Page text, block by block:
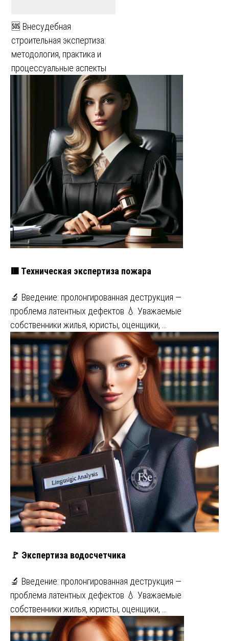
🆘 Внесудебная
строительная экспертиза:
методология, практика и
процессуальные аспекты
🟥 Техническая экспертиза пожара
🔬 Введение: пролонгированная деструкция —
проблема латентных дефектов 💧 Уважаемые
собственники жилья, юристы, оценщики, …
🚩 Экспертиза водосчетчика
🔬 Введение: пролонгированная деструкция —
проблема латентных дефектов 💧 Уважаемые
собственники жилья, юристы, оценщики, …